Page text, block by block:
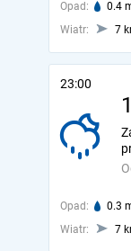
Opad: 0.4
Wiatr:
7
23:00
Opad: 0.3
Wiatr:
7